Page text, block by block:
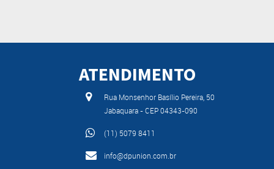
ATENDIMENTO
Rua Monsenhor Basílio Pereira, 50
Jabaquara - CEP 04343-090
(11) 5079 8411
info@dpunion.com.br